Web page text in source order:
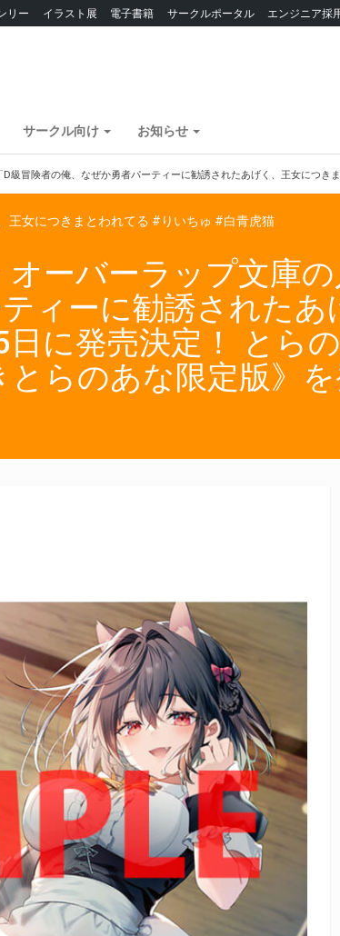
リー イラスト展 電子書籍 サークルポータル エンジニア採
サークル向け お知らせ
級冒険者の俺、なぜか勇者パーティーに勧誘されたあげく、王女につ
王女につきまとわれてる #りいちゅ #白青虎猫
オーバーラップ文庫
ィーに勧誘された
に発売決定！ とら
らのあな限定版》を